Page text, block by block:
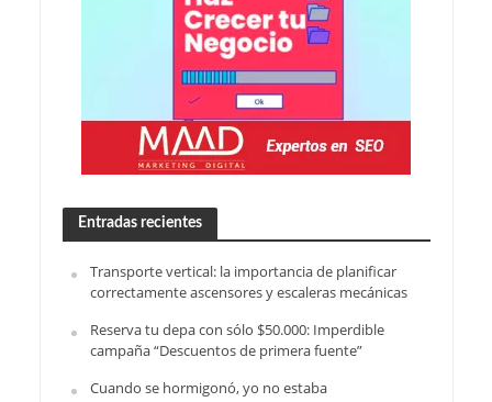
Entradas recientes
Transporte vertical: la importancia de planificar
correctamente ascensores y escaleras mecánicas
Reserva tu depa con sólo $50.000: Imperdible
campaña “Descuentos de primera fuente”
Cuando se hormigonó, yo no estaba